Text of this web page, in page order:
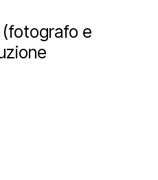
(fotografo e